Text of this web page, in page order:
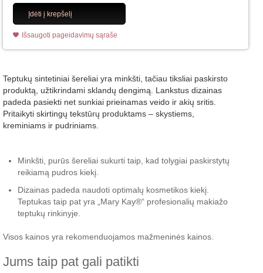
Įdėti į krepšelį
Išsaugoti pageidavimų sąraše
Teptukų sintetiniai šereliai yra minkšti, tačiau tiksliai paskirsto
produktą, užtikrindami sklandų dengimą. Lankstus dizainas
padeda pasiekti net sunkiai prieinamas veido ir akių sritis.
Pritaikyti skirtingų tekstūrų produktams – skystiems,
kreminiams ir pudriniams.
Minkšti, purūs šereliai sukurti taip, kad tolygiai paskirstytų
reikiamą pudros kiekį.
Dizainas padeda naudoti optimalų kosmetikos kiekį.
Teptukas taip pat yra „Mary Kay®“ profesionalių makiažo
teptukų rinkinyje.
Visos kainos yra rekomenduojamos mažmeninės kainos.
Jums taip pat gali patikti